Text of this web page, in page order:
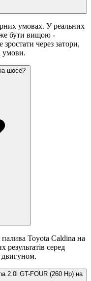
умовах. У реальних
бути вищою -
зростати через затори,
умови.
шосе?
Toyota Caldina на
серед
двигуном.
2.0i GT-FOUR (260 Hp) на